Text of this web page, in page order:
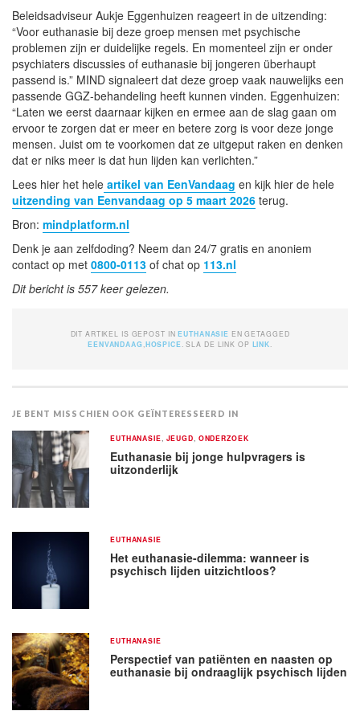
Beleidsadviseur Aukje Eggenhuizen reageert in de uitzending:
“Voor euthanasie bij deze groep mensen met psychische
problemen zijn er duidelijke regels. En momenteel zijn er onder
psychiaters discussies of euthanasie bij jongeren überhaupt
passend is.” MIND signaleert dat deze groep vaak nauwelijks een
passende GGZ-behandeling heeft kunnen vinden. Eggenhuizen:
“Laten we eerst daarnaar kijken en ermee aan de slag gaan om
ervoor te zorgen dat er meer en betere zorg is voor deze jonge
mensen. Juist om te voorkomen dat ze uitgeput raken en denken
dat er niks meer is dat hun lijden kan verlichten.”
Lees hier het hele artikel van EenVandaag en kijk hier de hele
uitzending van Eenvandaag op 5 maart 2026 terug.
Bron: mindplatform.nl
Denk je aan zelfdoding? Neem dan 24/7 gratis en anoniem
contact op met 0800-0113 of chat op 113.nl
Dit bericht is 557 keer gelezen.
DIT ARTIKEL IS GEPOST INEUTHANASIE EN GETAGGED
EENVANDAAG HOSPICE . SLA DE LINK OP LINK
JE BENT MISSCHIEN OOK GEÏNTERESSEERD IN
EUTHANASIE JEUGD ONDERZOEK
Euthanasie bij jonge hulpvragers is
uitzonderlijk
EUTHANASIE
Het euthanasie-dilemma: wanneer is
psychisch lijden uitzichtloos?
EUTHANASIE
Perspectief van patiënten en naasten op
euthanasie bij ondraaglijk psychisch lijden